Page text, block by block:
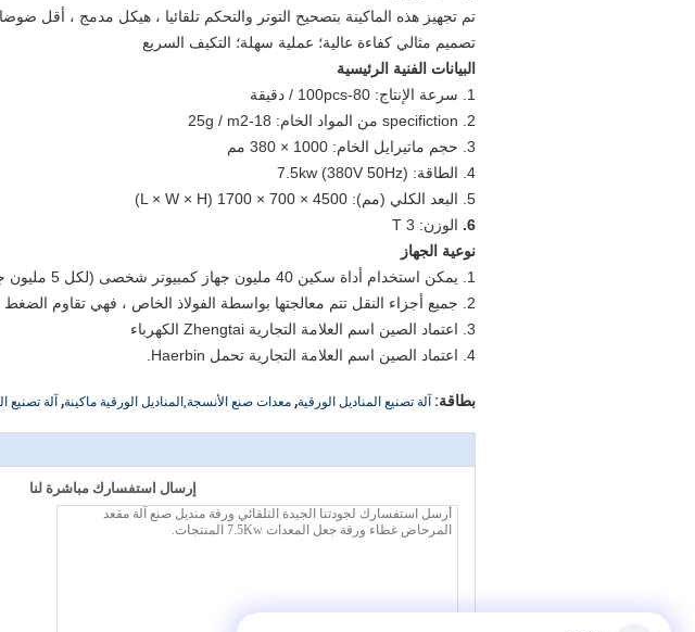
تم تجهيز هذه الماكينة بتصحيح التوتر والتحكم تلقائيا ، هيكل مدمج ، أقل
تصميم مثالي كفاءة عالية؛ عملية سهلة؛ التكيف السريع
البيانات الفنية الرئيسية
1. سرعة الإنتاج: 80-100pcs / دقيقة
2. specifiction من المواد الخام: 18-25g / m2
3. حجم ماتيرايل الخام: 1000 × 380 مم
4. الطاقة: 7.5kw (380V 50Hz)
5. البعد الكلي (مم): 4500 × 700 × 1700 (L × W × H)
6. الوزن: 3 T
نوعية الجهاز
1. يمكن استخدام أداة سكين 40 مليون جهاز كمبيوتر شخصى (لكل 5 مليون جهاز كمبيوتر مطحنة سكين مرة واحدة)
2. جميع أجزاء النقل تتم معالجتها بواسطة الفولاذ الخاص ، فهي تقاوم الضغط والمتانة.
3. اعتماد الصين اسم العلامة التجارية Zhengtai الكهرباء
4. اعتماد الصين اسم العلامة التجارية تحمل Haerbin.
بطاقة: آلة تصنيع المناديل الورقية, معدات صنع الأنسجة,المناديل الورقية ماكينة, آلة تصنيع
إرسال استفسارك مباشرة لنا